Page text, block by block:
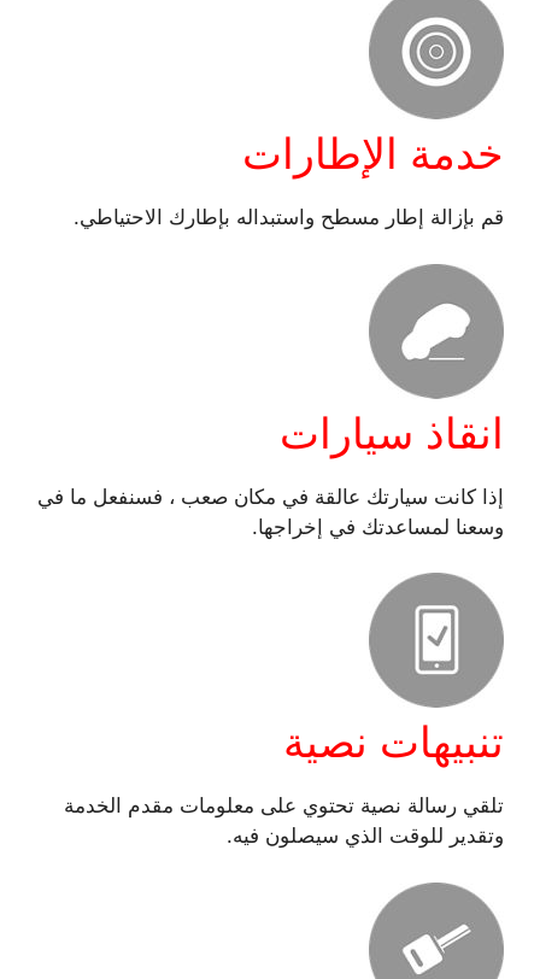
خدمة الإطارات
قم بإزالة إطار مسطح واستبداله بإطارك الاحتياطي.
انقاذ سيارات
إذا كانت سيارتك عالقة في مكان صعب ، فسنفعل ما في
وسعنا لمساعدتك في إخراجها.
تنبيهات نصية
تلقي رسالة نصية تحتوي على معلومات مقدم الخدمة
وتقدير للوقت الذي سيصلون فيه.